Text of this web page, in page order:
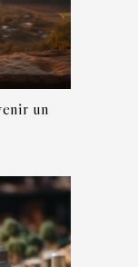
un